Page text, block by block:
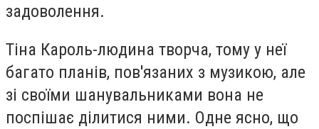
задоволення.
Тіна Кароль-людина творча, тому у неї
багато планів, пов'язаних з музикою, але
зі своїми шанувальниками вона не
поспішає ділитися ними. Одне ясно, що